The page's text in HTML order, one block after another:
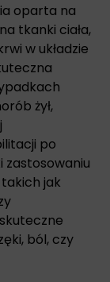
oparta na
tkanki ciała,
w układzie
żył,
po
zastosowaniu
jak
ból, czy